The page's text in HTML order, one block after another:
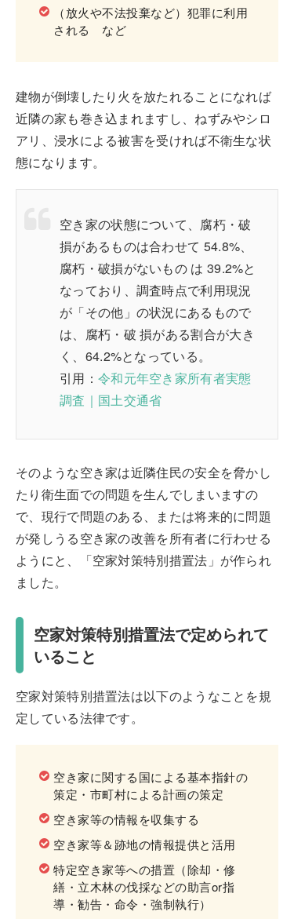
（放火や不法投棄など）犯罪に利用
される など
建物が倒壊したり火を放たれることになれば
近隣の家も巻き込まれますし、ねずみやシロ
アリ、浸水による被害を受ければ不衛生な状
態になります。
空き家の状態について、腐朽・破
損があるものは合わせて 54.8%、
腐朽・破損がないもの は 39.2%と
なっており、調査時点で利用現況
が「その他」の状況にあるもので
は、腐朽・破 損がある割合が大き
く、64.2%となっている。
引用： 令和元年空き家所有者実態
調査｜国土交通省
そのような空き家は近隣住民の安全を脅かし
たり衛生面での問題を生んでしまいますの
で、現行で問題のある、または将来的に問題
が発しうる空き家の改善を所有者に行わせる
ようにと、「空家対策特別措置法」が作られ
ました。
空家対策特別措置法で定められて
いること
空家対策特別措置法は以下のようなことを規
定している法律です。
空き家に関する国による基本指針の
策定・市町村による計画の策定
空き家等の情報を収集する
空き家等＆跡地の情報提供と活用
特定空き家等への措置（除却・修
繕・立木林の伐採などの助言or指
導・勧告・命令・強制執行）